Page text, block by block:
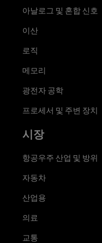
아날로그 및 혼합 신호
이산
로직
메모리
광전자 공학
프로세서 및 주변 장치
시장
항공우주 산업 및 방위
자동차
산업용
의료
교통